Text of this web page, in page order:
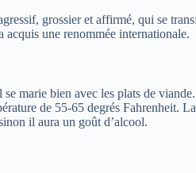
grossier et affirmé, qui se
une renommée internationale.
marie bien avec les plats de
de 55-65 degrés Fahrenheit.
il aura un goût d’alcool.